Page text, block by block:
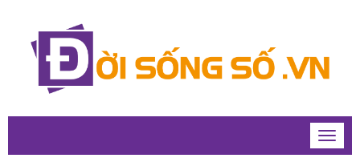
Toggle